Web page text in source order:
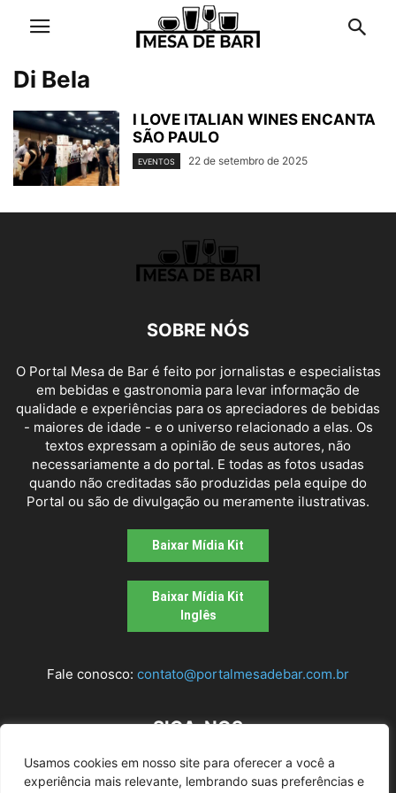
Usamos cookies em nosso site para oferecer a você a
experiência mais relevante, lembrando suas preferências e
Di Bela
I LOVE ITALIAN WINES ENCANTA
SÃO PAULO
EVENTOS 22 de setembro de 2025
SOBRE NÓS
O Portal Mesa de Bar é feito por jornalistas e especialistas
em bebidas e gastronomia para levar informação de
qualidade e experiências para os apreciadores de bebidas
- maiores de idade - e o universo relacionado a elas. Os
textos expressam a opinião de seus autores, não
necessariamente a do portal. E todas as fotos usadas
quando não creditadas são produzidas pela equipe do
Portal ou são de divulgação ou meramente ilustrativas.
Baixar Mídia Kit
Baixar Mídia Kit
Inglês
Fale conosco: contato@portalmesadebar.com.br
SIGA-NOS